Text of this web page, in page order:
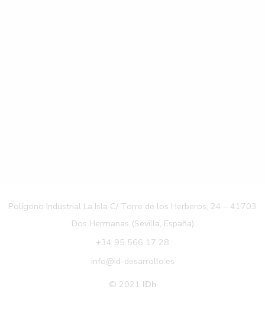
Polígono Industrial La Isla C/ Torre de los Herberos, 24 – 41703
Dos Hermanas (Sevilla, España)
+34 95 566 17 28
info@id-desarrollo.es
© 2021 IDh